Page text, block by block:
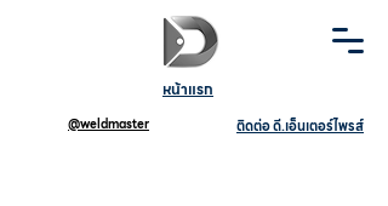
หน้าแรก
@weldmaster ติดต่อ ดี.เอ็นเตอร์ไพรส์